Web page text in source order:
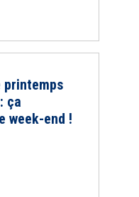
printemps
ça
week-end !